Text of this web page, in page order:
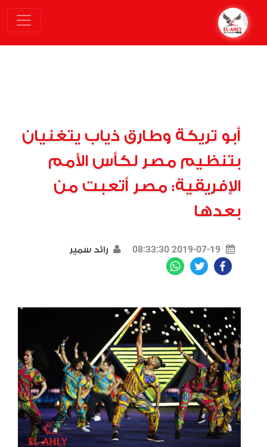
أبو تريكة وطارق ذياب يتغنيان
بتنظيم مصر لكأس الأمم
الإفريقية: مصر أتعبت من
بعدها
2019-07-19 08:33:30 رائد سمير
Facebook
Twitter